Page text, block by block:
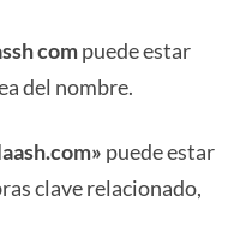
compuede estar
del nombre.
puede estar
clave relacionado,